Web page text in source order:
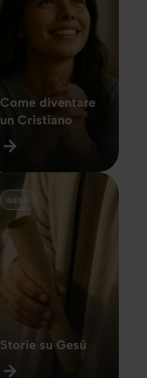
Come diventare
un Cristiano
GESÙ
Storie su Gesù